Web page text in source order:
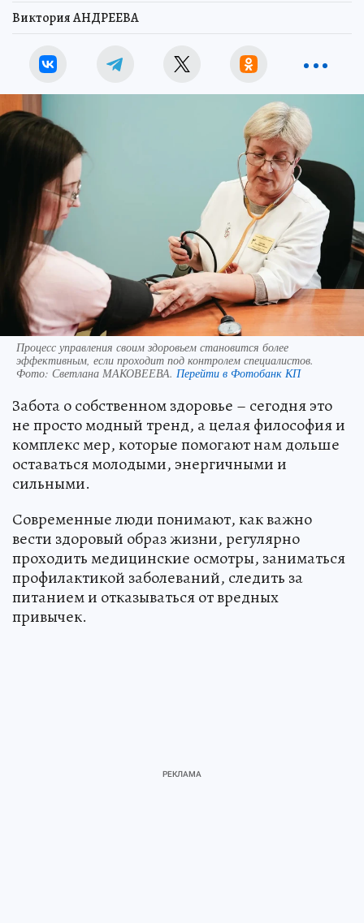
Виктория АНДРЕЕВА
Процесс управления своим здоровьем становится более
эффективным, если проходит под контролем специалистов.
Фото: Светлана МАКОВЕЕВА. Перейти в Фотобанк КП
Забота о собственном здоровье – сегодня это
не просто модный тренд, а целая философия и
комплекс мер, которые помогают нам дольше
оставаться молодыми, энергичными и
сильными.
Современные люди понимают, как важно
вести здоровый образ жизни, регулярно
проходить медицинские осмотры, заниматься
профилактикой заболеваний, следить за
питанием и отказываться от вредных
привычек.